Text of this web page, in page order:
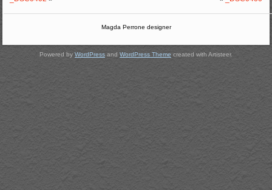
Magda Perrone designer
Powered by WordPress and WordPress Theme created with Artisteer.